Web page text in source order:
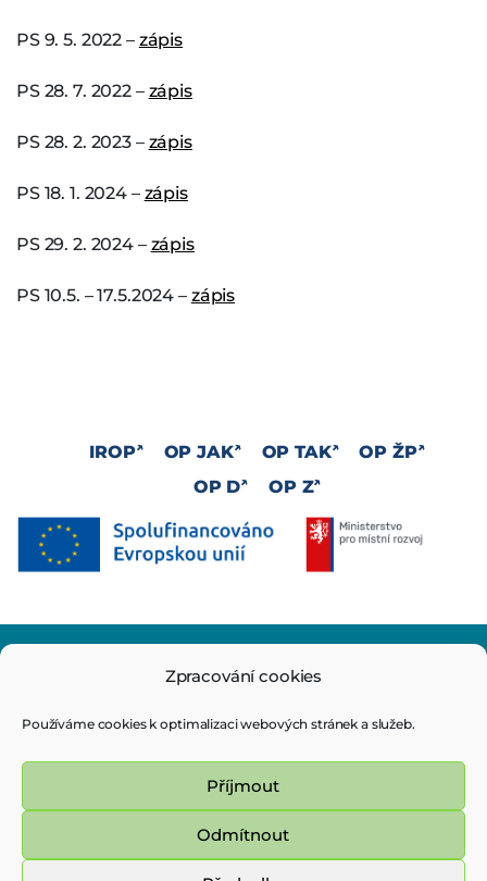
Zpracování cookies
Používáme cookies k optimalizaci webových stránek a služeb.
Příjmout
Odmítnout
PS 9. 5. 2022 – zápis
PS 28. 7. 2022 – zápis
PS 28. 2. 2023 – zápis
PS 18. 1. 2024 – zápis
PS 29. 2. 2024 – zápis
PS 10.5. – 17.5.2024 – zápis
IROP OP JAK OP TAK
OP ŽP
OP D
OP Z
© Magistrát města Ostravy - ITI 2020
Všechna práva vyhrazena - použití obsahu nebo